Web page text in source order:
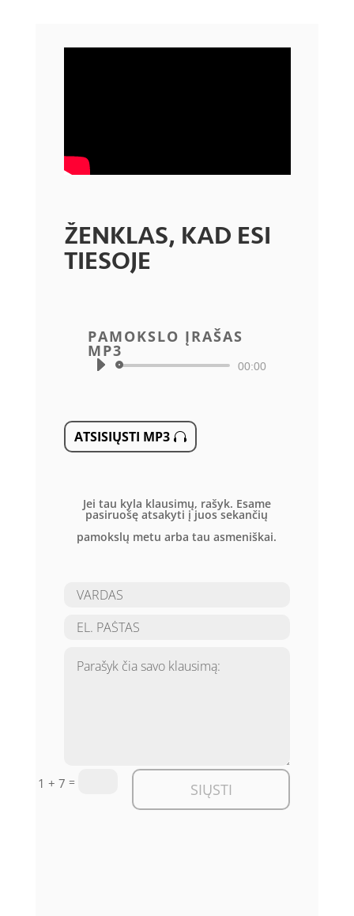
ŽENKLAS, KAD ESI
TIESOJE
PAMOKSLO ĮRAŠAS
MP3
Audio
00:00
ATSISIŲSTI MP3
Jei tau kyla klausimų, rašyk. Esame
pasiruošę atsakyti į juos sekančių
pamokslų metu arba tau asmeniškai.
1 + 7 = SIŲSTI